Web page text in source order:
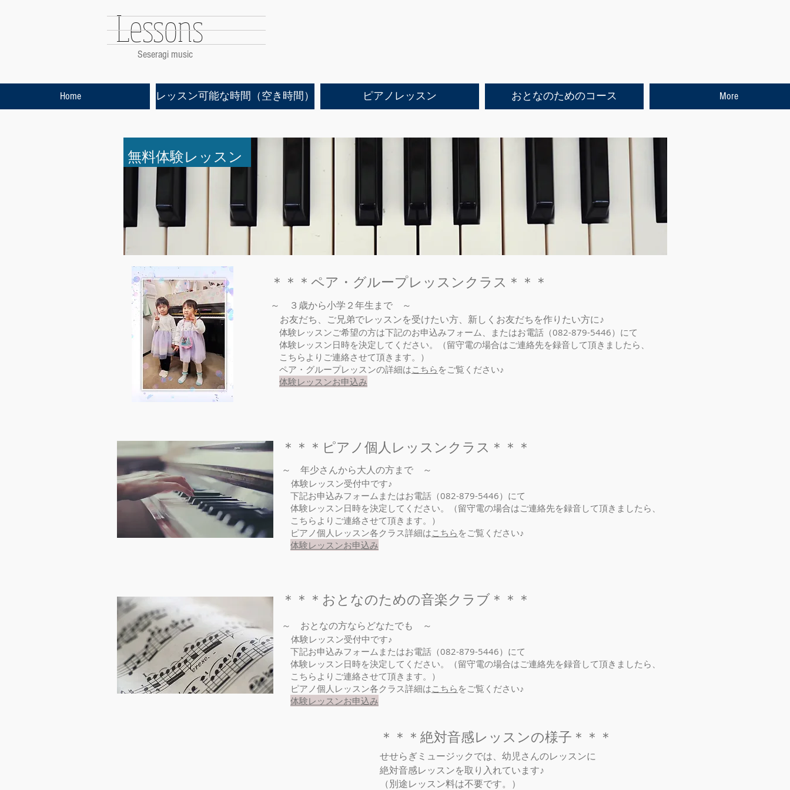
Lessons
​Seseragi music
Home レッスン可能な時間（空き時間） ピアノレッスン おとなのためのコース More
無料体験レッスン
＊＊＊ペア・グループレッスンクラス＊＊＊
～ ３歳から小学２年生まで ～
お友だち、ご兄弟でレッスンを受けたい方、新しくお友だちを作りたい方に♪
​ 体験レッスンご希望の方は下記のお申込みフォーム、またはお電話（082-879-5446）にて
体験レッスン日時を決定してください。（留守電の場合はご連絡先を録音して頂きましたら、
こちらよりご連絡させて頂きます。）
​ ペア・グループレッスンの詳細はこちら をご覧ください♪
体験レッスンお申込み
＊＊＊ピアノ個人レッスンクラス＊＊＊
～ 年少さんから大人の方まで ～
体験レッスン受付中です♪
下記お申込みフォームまたはお電話（082-879-5446）にて
体験レッスン日時を決定してください。（留守電の場合はご連絡先を録音して頂きましたら、
こちらよりご連絡させて頂きます。）
​ ピアノ個人レッスン各クラス詳細はこちら をご覧ください♪
体験レッスンお申込み
～ おとなの方ならどなたでも ～
体験レッスン受付中です♪
下記お申込みフォームまたはお電話（082-879-5446）にて
体験レッスン日時を決定してください。（留守電の場合はご連絡先を録音して頂きましたら、
こちらよりご連絡させて頂きます。）
​ ピアノ個人レッスン各クラス詳細はこちら をご覧ください♪
体験レッスンお申込み
＊＊＊おとなのための音楽クラブ＊＊＊
せせらぎミュージックでは、幼児さんのレッスンに
絶対音感レッスンを取り入れています♪
​（別途レッスン料は不要です。）
＊＊＊絶対音感レッスンの様子＊＊＊